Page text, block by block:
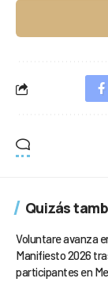
Quizás
Voluntare avanza
Manifiesto 2026
participantes en